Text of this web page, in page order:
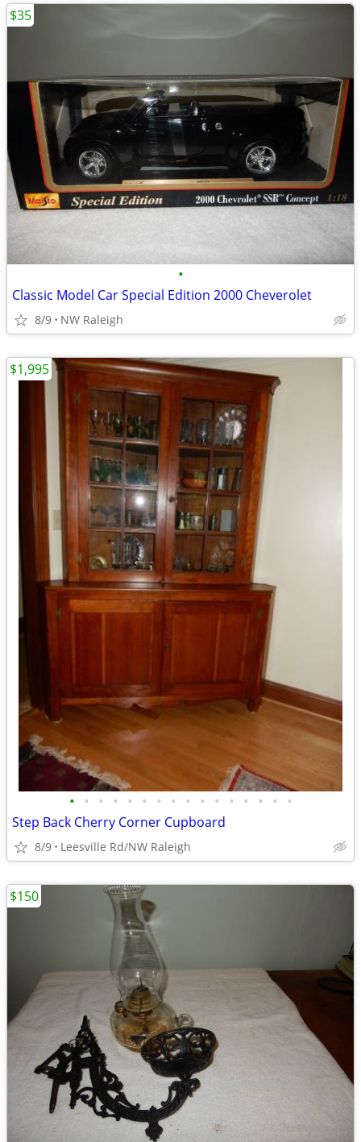
•
Classic Model Car Special Edition 2000 Cheverolet
8/9 NW Raleigh
$35
• • • • • • • • • • • • • • • •
Step Back Cherry Corner Cupboard
8/9 Leesville Rd/NW Raleigh
$1,995
$150